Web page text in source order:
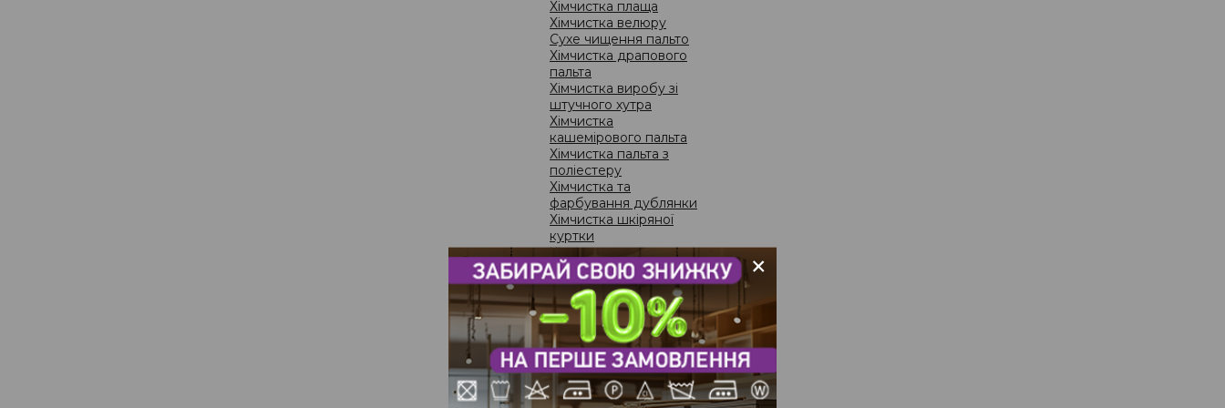
Хімчистка плаща
Хімчистка велюру
Сухе чищення пальто
Хімчистка драпового
пальта
Хімчистка виробу зі
штучного хутра
Хімчистка
кашемірового пальта
Хімчистка пальта з
поліестеру
Хімчистка та
фарбування дублянки
Хімчистка шкіряної
куртки
Хімчистка светра
Хімчистка сорочки
Хімчистка брюк
Хімчистка спідниці
Хімчистка сукні
Чистка та прання
домашнього текстилю
Прання постільної
білизни
Еко-чистка дитячих
Чи є "вік" у плями? Чи можна вивести пляму місячної
Багато хто з нас в курсі, що навіть незначні забруднення на одязі дуже складно вивести, якщо
не звернутися відразу до професіоналів. Адже після того, як вони висохнуть, позбутися їх буде
Залежно від основи плями прийнято розділяти на такі види:
+